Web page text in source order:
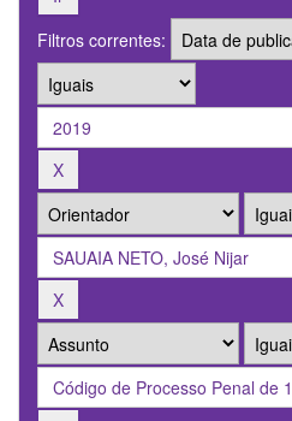
Filtros correntes: